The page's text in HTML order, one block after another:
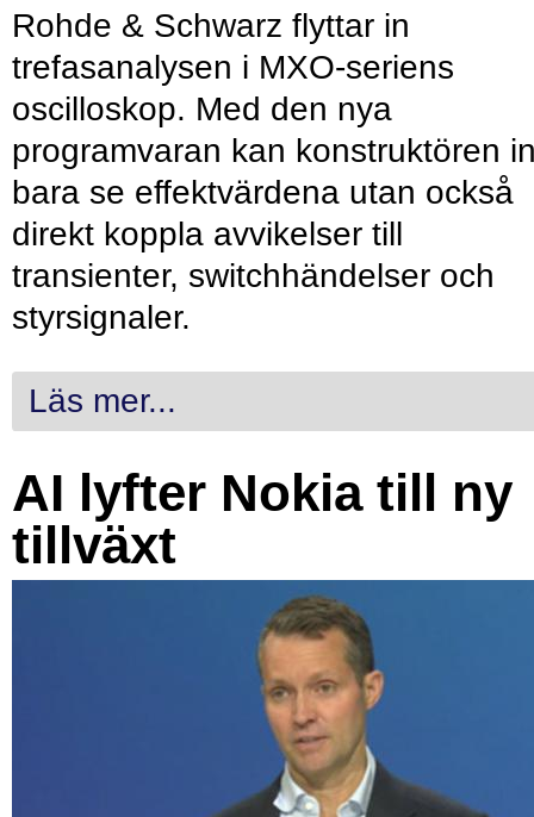
Rohde & Schwarz flyttar in
trefasanalysen i MXO-seriens
oscilloskop. Med den nya
programvaran kan konstruktören
bara se effektvärdena utan också
direkt koppla avvikelser till
transienter, switchhändelser och
styrsignaler.
Läs mer...
AI lyfter Nokia till ny
tillväxt